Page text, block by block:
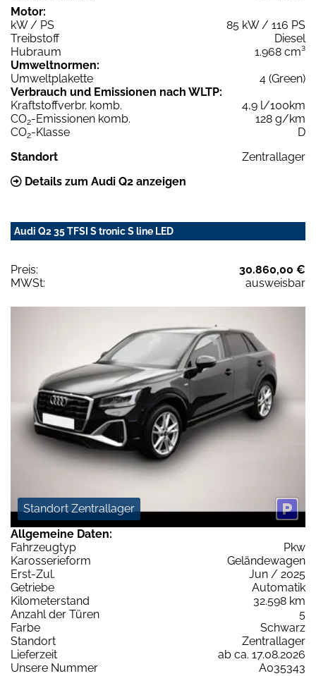
Motor:
kW / PS
85 kW / 116 PS
Treibstoff
Diesel
Hubraum
1.968 cm³
Umweltnormen:
Umweltplakette
4 (Green)
Verbrauch und Emissionen nach WLTP:
Kraftstoffverbr. komb.
4,9 l/100km
CO2-Emissionen komb.
128 g/km
CO2-Klasse
D
Standort
Zentrallager
Details zum Audi Q2 anzeigen
Audi Q2 35 TFSI S tronic S line LED
Preis:
30.860,00 €
MWSt:
ausweisbar
Standort Zentrallager
Allgemeine Daten:
Fahrzeugtyp
Pkw
Karosserieform
Geländewagen
Erst-Zul.
Jun / 2025
Getriebe
Automatik
Kilometerstand
32.598 km
Anzahl der Türen
5
Farbe
Schwarz
Standort
Zentrallager
Lieferzeit
ab ca. 17.08.2026
Unsere Nummer
A035343